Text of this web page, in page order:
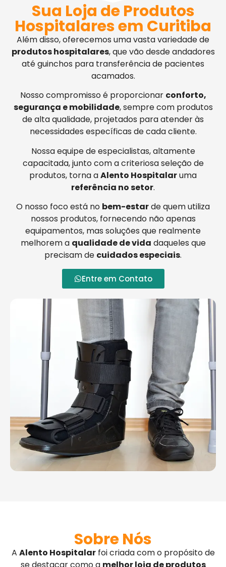
Sua Loja de Produtos
Hospitalares em Curitiba
Além disso, oferecemos uma vasta variedade de
produtos hospitalares, que vão desde andadores
até guinchos para transferência de pacientes
acamados.
Nosso compromisso é proporcionar conforto,
segurança e mobilidade, sempre com produtos
de alta qualidade, projetados para atender às
necessidades específicas de cada cliente.
Nossa equipe de especialistas, altamente
capacitada, junto com a criteriosa seleção de
produtos, torna aAlento Hospitalaruma
referência no setor.
O nosso foco está no bem-estarde quem utiliza
nossos produtos, fornecendo não apenas
equipamentos, mas soluções que realmente
melhorem a qualidade de vida daqueles que
precisam de cuidados especiais.
Entre em Contato
Sobre Nós
A Alento Hospitalarfoi criada com o propósito de